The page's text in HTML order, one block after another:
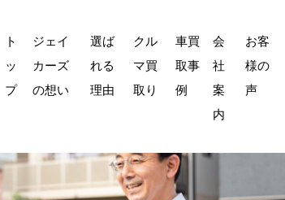
ト
ッ
プ
ジェイ
カーズ
の想い
選ば
れる
理由
クル
マ買
取り
車買
取事
例
会
社
案
内
お客
様の
声